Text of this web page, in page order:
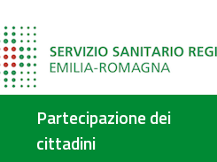
Partecipazione dei
cittadini